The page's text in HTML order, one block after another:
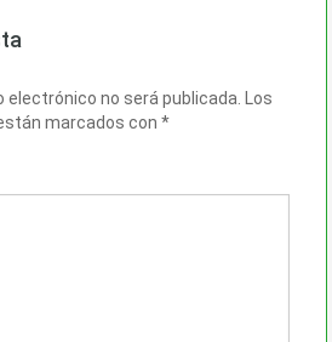
electrónico no será publicada. Los
marcados con *